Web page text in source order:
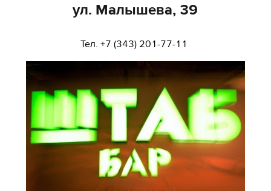
ул. Малышева, 39
Тел. +7 (343) 201-77-11